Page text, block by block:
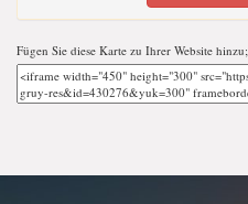
Fügen Sie diese Karte zu Ihrer Website hinzu;